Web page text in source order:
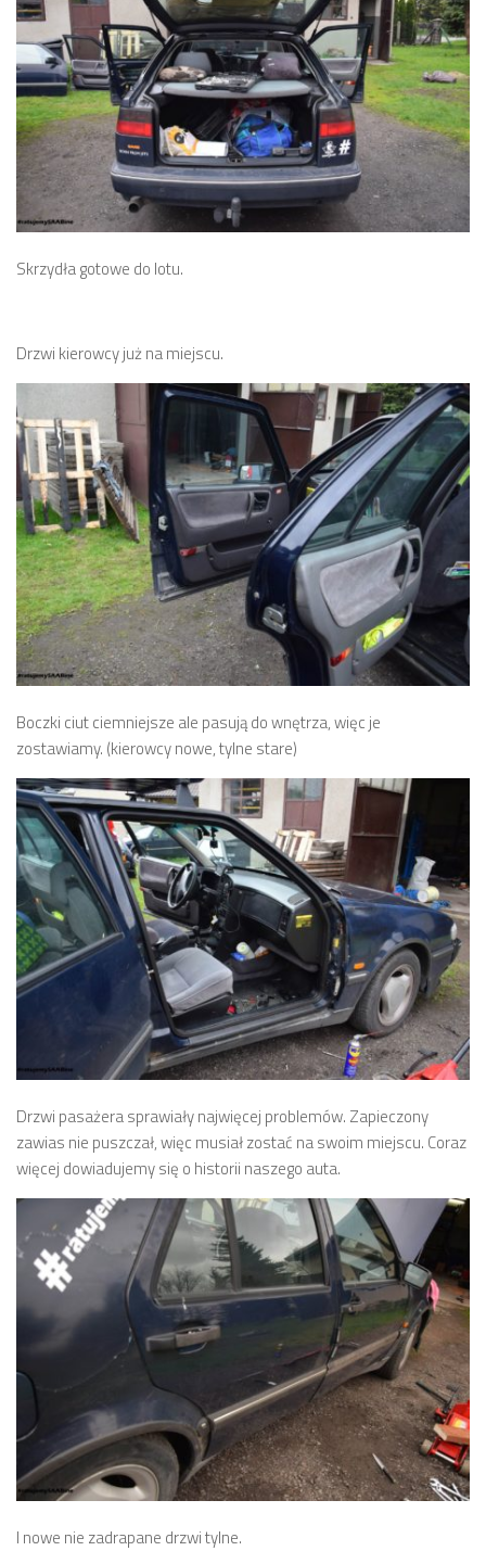
Skrzydła gotowe do lotu.
Drzwi kierowcy już na miejscu.
Boczki ciut ciemniejsze ale pasują do wnętrza, więc je
zostawiamy. (kierowcy nowe, tylne stare)
Drzwi pasażera sprawiały najwięcej problemów. Zapieczony
zawias nie puszczał, więc musiał zostać na swoim miejscu. Coraz
więcej dowiadujemy się o historii naszego auta.
I nowe nie zadrapane drzwi tylne.